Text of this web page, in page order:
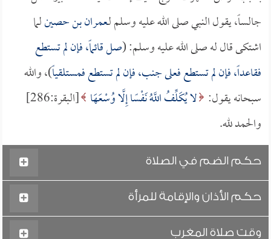
جالساً، يقول النبي صلى الله عليه وسلم لـعمران بن حصينلما
اشتكى قال له صلى الله عليه وسلم: (صل قائماً، فإن لم تستطع
فقاعداً، فإن لم تستطع فعلى جنب، فإن لم تستطع فمستلقياً)، والله
سبحانه يقول: لا يُكَلِّفُ اللَّهُ نَفْسًا إِلَّا وُسْعَهَا
[البقرة:286]
والحمد لله.
حكم الضم في الصلاة
حكم الأذان والإقامة للمرأة
وقت صلاة المغرب